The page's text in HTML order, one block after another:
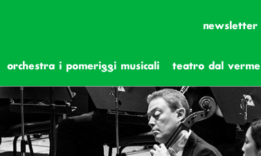
newsletter
orchestra i pomeriggi musicali teatro dal verme